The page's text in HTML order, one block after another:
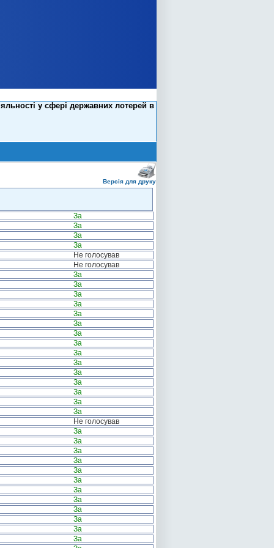
у сфері державних лотерей в
Версія для друку
За
За
За
За
Не голосував
Не голосував
За
За
За
За
За
За
За
За
За
За
За
За
За
За
За
Не голосував
За
За
За
За
За
За
За
За
За
За
За
За